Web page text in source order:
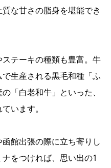
な甘さの脂身を堪能でき
テーキの種類も豊富。牛
生産される黒毛和種「ふ
「白老和牛」といった、
います。
館出張の際に立ち寄りし
をつければ、思い出の1